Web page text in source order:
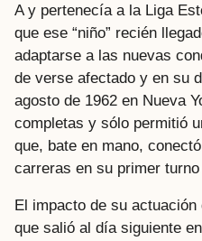
A y pertenecía a la Liga
que ese “niño” recién
adaptarse a las nuevas
de verse afectado y en su
agosto de 1962 en Nueva
completas y sólo permitió
que, bate en mano,
carreras en su primer
El impacto de su
que salió al día siguiente